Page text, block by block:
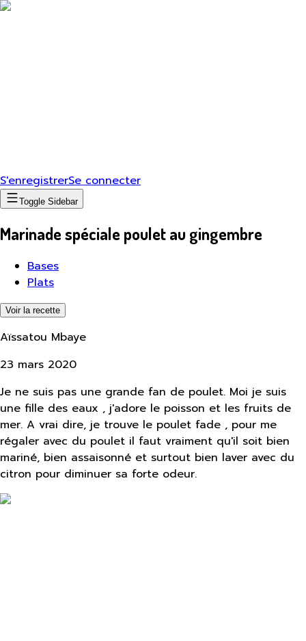
S'enregistrerSe connecter
Toggle Sidebar
Marinade spéciale poulet au gingembre
Bases
Plats
Voir la recette
Aïssatou Mbaye
23 mars 2020
Je ne suis pas une grande fan de poulet. Moi je suis
une fille des eaux , j'adore le poisson et les fruits de
mer. A vrai dire, je trouve le poulet fade , pour me
régaler avec du poulet il faut vraiment qu'il soit bien
mariné, bien assaisonné et surtout bien laver avec du
citron pour diminuer sa forte odeur.